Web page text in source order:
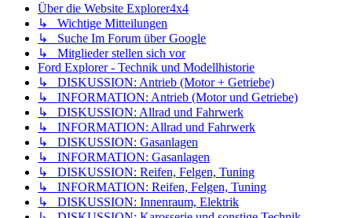
Über die Website Explorer4x4
↳ Wichtige Mitteilungen
↳ Suche Im Forum über Google
↳ Mitglieder stellen sich vor
Ford Explorer - Technik und Modellhistorie
↳ DISKUSSION: Antrieb (Motor + Getriebe)
↳ INFORMATION: Antrieb (Motor und Getriebe)
↳ DISKUSSION: Allrad und Fahrwerk
↳ INFORMATION: Allrad und Fahrwerk
↳ DISKUSSION: Gasanlagen
↳ INFORMATION: Gasanlagen
↳ DISKUSSION: Reifen, Felgen, Tuning
↳ INFORMATION: Reifen, Felgen, Tuning
↳ DISKUSSION: Innenraum, Elektrik